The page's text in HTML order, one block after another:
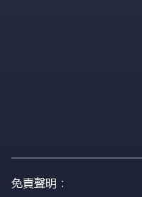
免責聲明：